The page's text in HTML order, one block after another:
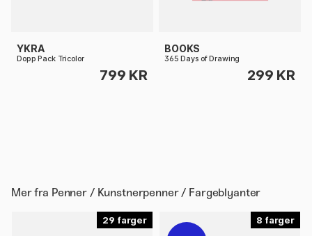
YKRA
Dopp Pack Tricolor
799 KR
BOOKS
365 Days of Drawing
299 KR
Mer fra Penner / Kunstnerpenner / Fargeblyanter
29 8